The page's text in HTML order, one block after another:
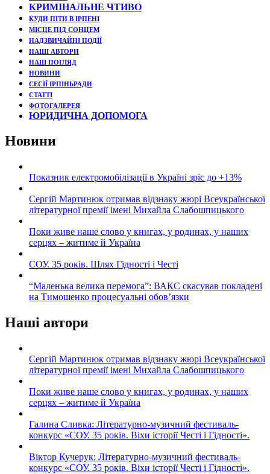
КРИМІНАЛЬНЕ ЧТИВО
КУДИ ПІТИ В ІРПЕНІ
МІСЦЕ ПІД СОНЦЕМ
НАДЗВИЧАЙНІ ПОДЇЇ
НАШІ АВТОРИ
НАШ ПОГЛЯД
НОВИНИ
СЕСІЇ ІРПІНЬРАДИ
СТАТТІ
ФОТОГАЛЕРЕЯ
ЮРИДИЧНА ДОПОМОГА
Новини
Показник електромобілізації в Україні зріс до +13%
Сергій Мартинюк отримав відзнаку жюрі Всеукраїнської
літературної премії імені Михайла Слабошпицького
Поки живе наше слово у книгах, у родинах, у наших
серцях – житиме й Україна
СОУ. 35 років. Шлях Гідності і Честі
“Маленька велика перемога”: ВАКС скасував покладені
на Тимошенко процесуальні обов’язки
Наші автори
Сергій Мартинюк отримав відзнаку жюрі Всеукраїнської
літературної премії імені Михайла Слабошпицького
Поки живе наше слово у книгах, у родинах, у наших
серцях – житиме й Україна
Галина Сливка: Літературно-музичний фестиваль-
конкурс «СОУ. 35 років. Віхи історії Честі і Гідності».
Віктор Кучерук: Літературно-музичний фестиваль-
конкурс «СОУ. 35 років. Віхи історії Честі і Гідності».